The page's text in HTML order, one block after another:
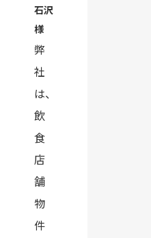
石沢
様
弊
社
は、
飲
食
店
舗
物
件